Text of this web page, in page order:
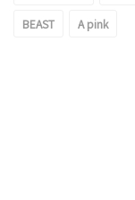
BEAST A pink